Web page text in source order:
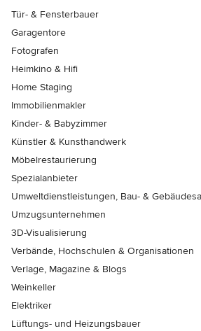
Tür- & Fensterbauer
Garagentore
Fotografen
Heimkino & Hifi
Home Staging
Immobilienmakler
Kinder- & Babyzimmer
Künstler & Kunsthandwerk
Möbelrestaurierung
Spezialanbieter
Umweltdienstleistungen, Bau- &
Umzugsunternehmen
3D-Visualisierung
Verbände, Hochschulen & Organisationen
Verlage, Magazine & Blogs
Weinkeller
Elektriker
Lüftungs- und Heizungsbauer